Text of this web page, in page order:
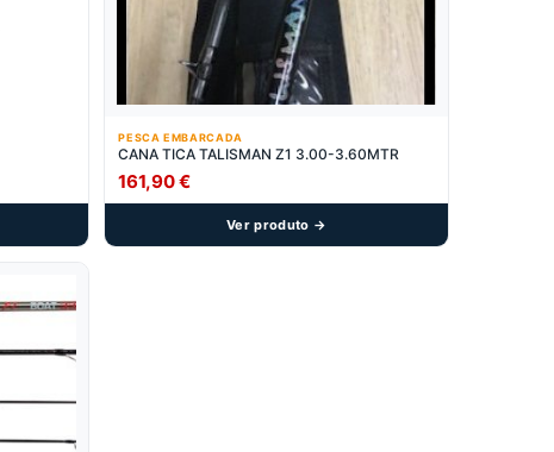
PESCA EMBARCADA
CANA TICA TALISMAN Z1 3.00-3.60MTR
161,90€
Ver produto →